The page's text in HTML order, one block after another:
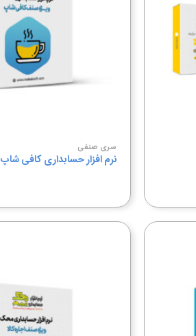
سری صنفی
نرم افزار حسابداری کافی شاپ